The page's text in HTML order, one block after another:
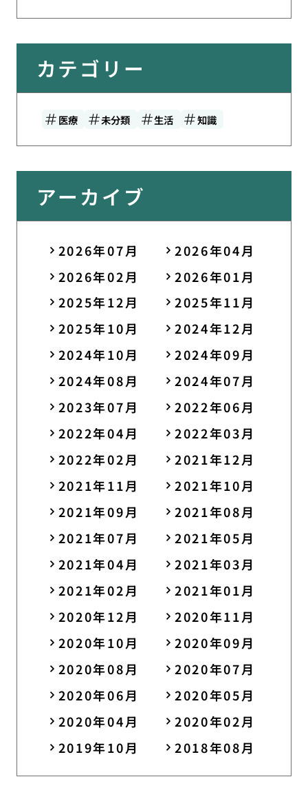
カテゴリー
医療 未分類 生活 知識
アーカイブ
2026年07月
2026年04月
2026年02月
2026年01月
2025年12月
2025年11月
2025年10月
2024年12月
2024年10月
2024年09月
2024年08月
2024年07月
2023年07月
2022年06月
2022年04月
2022年03月
2022年02月
2021年12月
2021年11月
2021年10月
2021年09月
2021年08月
2021年07月
2021年05月
2021年04月
2021年03月
2021年02月
2021年01月
2020年12月
2020年11月
2020年10月
2020年09月
2020年08月
2020年07月
2020年06月
2020年05月
2020年04月
2020年02月
2019年10月
2018年08月